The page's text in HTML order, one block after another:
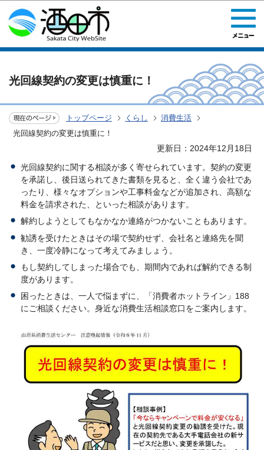
このページの本文へ移動
光回線契約の変更は慎重に！
トップページ くらし
消費生活
光回線契約の変更は慎重に！
更新日：2024年12月18日
光回線契約に関する相談が多く寄せられています。契約の変更
を承諾し、後日送られてきた書類を見ると、全く違う会社であ
ったり、様々なオプションや工事料金などが追加され、高額な
料金を請求された、といった相談があります。
解約しようとしてもなかなか連絡がつかないこともあります。
勧誘を受けたときはその場で契約せず、会社名と連絡先を聞
き、一度冷静になって考えてみましょう。
もし契約してしまった場合でも、期間内であれば解約できる制
度があります。
困ったときは、一人で悩まずに、「消費者ホットライン」188
にご相談ください。身近な消費生活相談窓口をご案内します。